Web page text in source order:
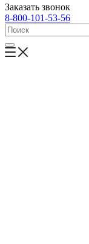
Заказать звонок
8-800-101-53-56